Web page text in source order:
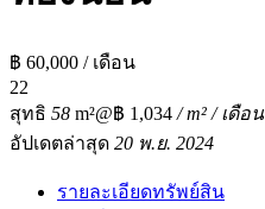
฿ 60,000 / เดือน
22
สุทธิ 58 m²@฿ 1,034 / m² / เดือน
อัปเดตล่าสุด 20 พ.ย. 2024
รายละเอียดทรัพย์สิน